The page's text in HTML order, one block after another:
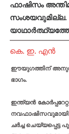
ഫാഷിസം
സംശയവുമില്ല.
കെ. ഇ. എൻ
ഈയുഗത്തിന്
ഭാഗം.
ഇന്ത്യന്‍
നവഫാഷിസവുമായി
ചര്‍ച്ച ചെയ്യപ്പെട്ട